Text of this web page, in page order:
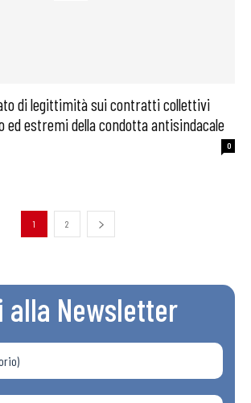
di legittimità sui contratti collettivi
ed estremi della condotta antisindacale
0
1 2
Newsletter